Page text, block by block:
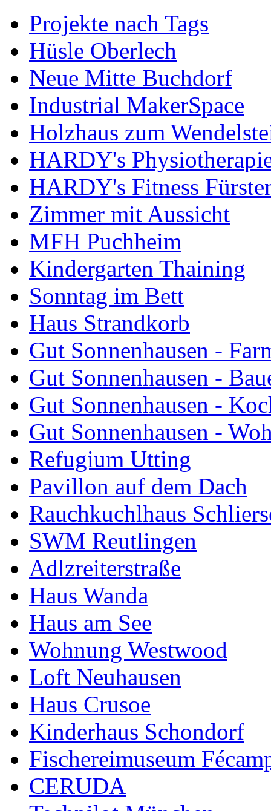
Projekte nach Tags
Hüsle Oberlech
Neue Mitte Buchdorf
Industrial MakerSpace
Holzhaus zum
HARDY's
HARDY's Fitness
Zimmer mit Aussicht
MFH Puchheim
Kindergarten Thaining
Sonntag im Bett
Haus Strandkorb
Gut Sonnenhausen -
Gut Sonnenhausen -
Gut Sonnenhausen -
Gut Sonnenhausen -
Refugium Utting
Pavillon auf dem Dach
Rauchkuchlhaus
SWM Reutlingen
Adlzreiterstraße
Haus Wanda
Haus am See
Wohnung Westwood
Loft Neuhausen
Haus Crusoe
Kinderhaus Schondorf
Fischereimuseum
CERUDA